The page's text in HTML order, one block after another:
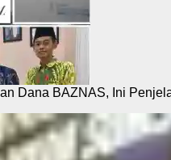
Dana BAZNAS, Ini